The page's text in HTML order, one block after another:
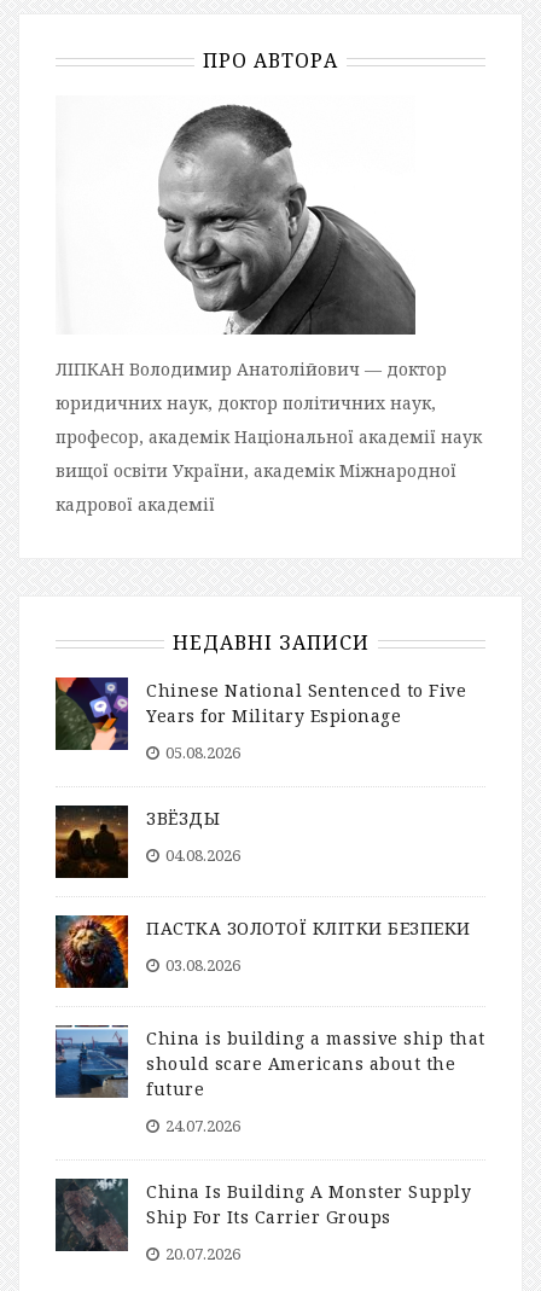
ПРО АВТОРА
ЛІПКАН Володимир Анатолійович — доктор
юридичних наук, доктор політичних наук,
професор, академік Національної академії наук
вищої освіти України, академік Міжнародної
кадрової академії
НЕДАВНІ ЗАПИСИ
Chinese National Sentenced to Five
Years for Military Espionage
05.08.2026
ЗВЁЗДЫ
04.08.2026
ПАСТКА ЗОЛОТОЇ КЛІТКИ БЕЗПЕКИ
03.08.2026
China is building a massive ship that
should scare Americans about the
future
24.07.2026
China Is Building A Monster Supply
Ship For Its Carrier Groups
20.07.2026